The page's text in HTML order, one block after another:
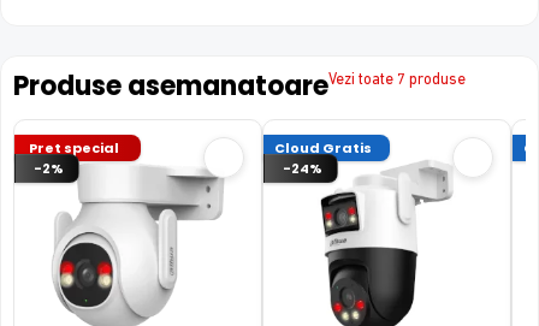
Puteti supraveghea atat video, dar si audio zona
acoperita de aceasta camera, fiind dotata cu un
microfon incorporat, ajutand la identificarea unor
zgomote suspecte, fara a fi nevoie sa va deplasati in
locatia respectiva, eliminand astfel un pericol destul de
mare.
Produse asemanatoareVezi toate 7 produse
Pret special
-2%
Cloud Gratis
-24%